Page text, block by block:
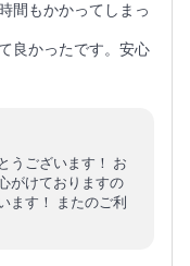
間もかかってしまっ
良かったです。安心
うございます！ お
がけておりますの
ます！ またのご利